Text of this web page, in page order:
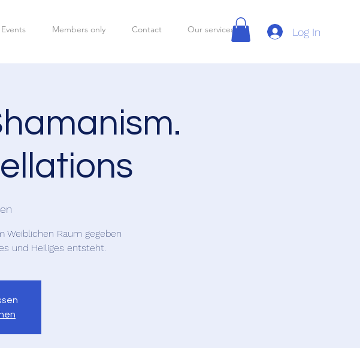
Log In
Events Members only Contact Our services
Raum gegeben
und Heiliges entsteht.